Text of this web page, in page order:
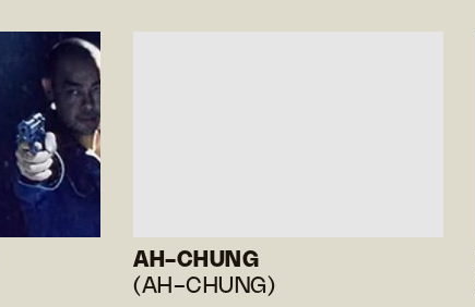
AH-CHUNG
(AH-CHUNG)